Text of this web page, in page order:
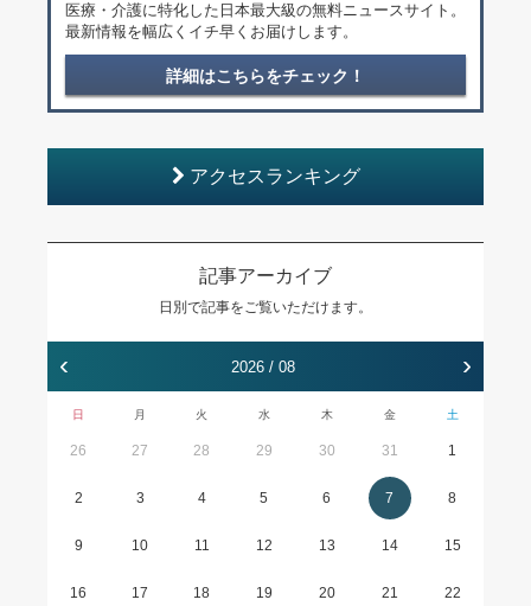
医療・介護に特化した日本最大級の無料ニュースサイト。
最新情報を幅広くイチ早くお届けします。
詳細はこちらをチェック！
アクセスランキング
記事アーカイブ
日別で記事をご覧いただけます。
‹ 2026 / 08 ›
日 月 火 水 木 金 土
26 27 28 29 30 31 1
2 3 4 5 6 7 8
9 10 11 12 13 14 15
16 17 18 19 20 21 22